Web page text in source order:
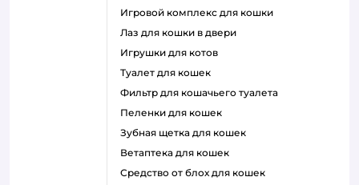
игровой комплекс для кошки
лаз для кошки в двери
игрушки для котов
туалет для кошек
фильтр для кошачьего туалета
пеленки для кошек
зубная щетка для кошек
ветаптека для кошек
средство от блох для кошек